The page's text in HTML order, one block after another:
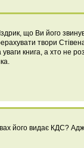
що Ви його
твори
книга, а хто не
його видає КДС?